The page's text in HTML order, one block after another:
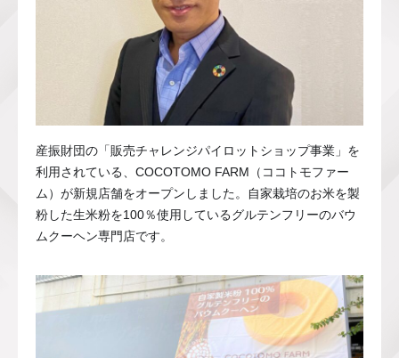
産振財団の「販売チャレンジパイロットショップ事業」を
利用されている、COCOTOMO FARM（ココトモファー
ム）が新規店舗をオープンしました。自家栽培のお米を製
粉した生米粉を100％使用しているグルテンフリーのバウ
ムクーヘン専門店です。